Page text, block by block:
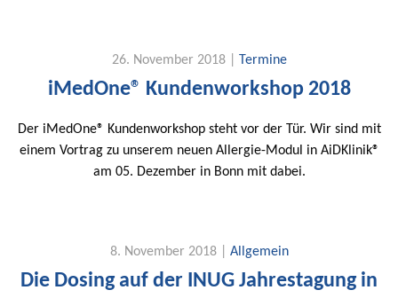
26. November 2018 | Termine
iMedOne® Kundenworkshop 2018
Der iMedOne® Kundenworkshop steht vor der Tür. Wir sind mit
einem Vortrag zu unserem neuen Allergie-Modul in AiDKlinik®
am 05. Dezember in Bonn mit dabei.
8. November 2018 | Allgemein
Die Dosing auf der INUG Jahrestagung in